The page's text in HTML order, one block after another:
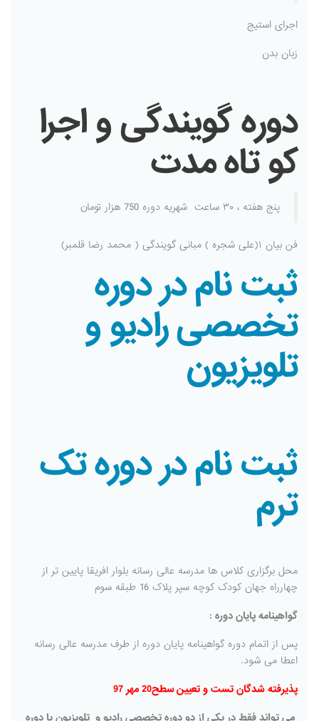
اجرای استیج
زبان بدن
دوره گویندگی و اجرا
کو تاه مدت
پنج هفته ، ۳۰ ساعت شهریه دوره 750 هزار تومان
فن بیان ۱(علی شجره ) مبانی گویندگی ( محمد رضا قلمبر)
ثبت نام در دوره
تخصصی رادیو و
تلویزیون
ثبت نام در دوره تک
ترم
محل برگزاری کلاس ها مدرسه عالی رسانه بلوار افریقا پایین تر از
چهارراه جهان کودک کوچه سپر پلاک 16 طبقه سوم
گواهینامه پایان دوره :
پس از اتمام دوره گواهینامه پایان دوره از طرف مدرسه عالی رسانه
اعطا می شود.
پذیرفته شدگان تست و تعیین سطح20 مهر 97
می تواند فقط در یکی از دو دوره تخصصی رادیو و تلویزیون یا دوره